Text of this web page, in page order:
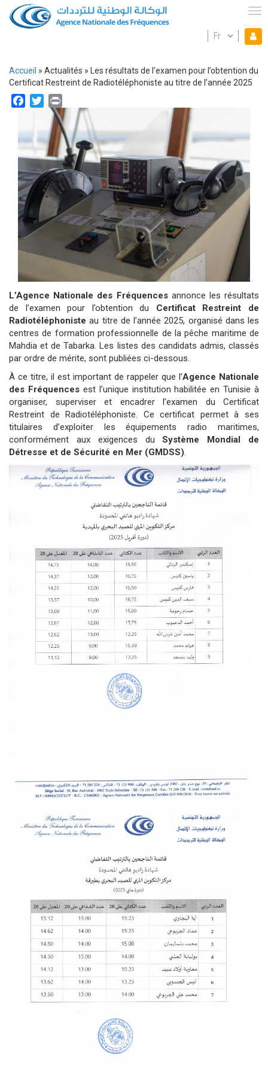
Aller
au
contenu
Mon espace
Select
Fil
d'Ariane
Accueil Actualités
Les résultats de l’examen pour l’obtention du
Certificat Restreint de Radiotéléphoniste au titre de l’année 2025
Facebook
Twitter
L’Agence Nationale des Fréquencesannonce les résultats
de l’examen pour l’obtention du Certificat Restreint de
Radiotéléphoniste au titre de l’année 2025, organisé dans les
centres de formation professionnelle de la pêche maritime de
Mahdia et de Tabarka. Les listes des candidats admis, classés
par ordre de mérite, sont publiées ci-dessous.
À ce titre, il est important de rappeler que l’Agence Nationale
des Fréquencesest l’unique institution habilitée en Tunisie à
organiser, superviser et encadrer l’examen du Certificat
Restreint de Radiotéléphoniste. Ce certificat permet à ses
titulaires d’exploiter les équipements radio maritimes,
conformément aux exigences duSystème Mondial de
Détresse et de Sécurité en Mer (GMDSS).